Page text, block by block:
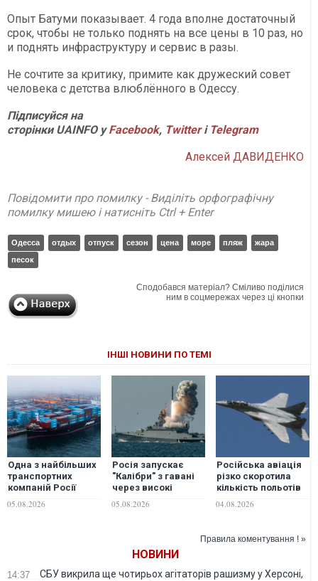
Опыт Батуми показывает. 4 года вполне достаточный
срок, чтобы не только поднять на все цены в 10 раз, но
и поднять инфраструктуру и сервис в разы.
Не сочтите за критику, примите как дружеский совет
человека с детства влюблённого в Одессу.
Підписуйся на
сторінки UAINFO уFacebook, Twitter і Telegram
Алексей ДАВИДЕНКО
Повідомити про помилку - Виділіть орфографічну
помилку мишею і натисніть Ctrl + Enter
Одесса отдых отпуск сезон цена море пляж
жара
песок
Сподобався матеріал? Сміливо поділися
ним в соцмережах через ці кнопки
ІНШІ НОВИНИ ПО ТЕМІ
Одна з найбільших
транспортних
компаній Росії
перевозити
05.08.2026
Росія запускає
"Калібри" з гавані
через високі
ракетоносіїв у море
05.08.2026
Російська авіація
різко скоротила
кількість польотів
- Плетенчук
04.08.2026
Правила коментування ! »
НОВИНИ
14:37
СБУ викрила ще чотирьох агітаторів рашизму у Херсоні,